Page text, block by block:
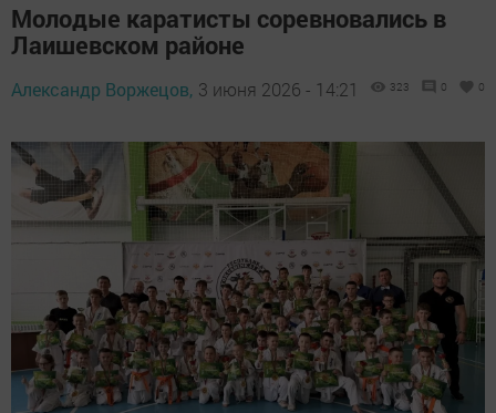
Молодые каратисты соревновались в
Лаишевском районе
Александр Воржецов, 3 июня 2026 - 14:21 323 0 0